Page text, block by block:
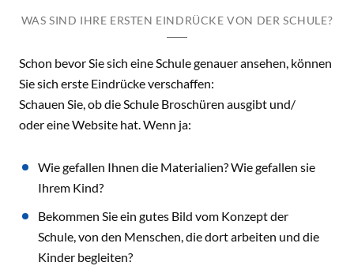
WAS SIND IHRE ERSTEN EINDRÜCKE VON DER SCHULE?
Schon bevor Sie sich eine Schule genauer ansehen, können
Sie sich erste Eindrücke verschaffen:
Schauen Sie, ob die Schule Broschüren ausgibt und/
oder eine Website hat. Wenn ja:
Wie gefallen Ihnen die Materialien? Wie gefallen sie
Ihrem Kind?
Bekommen Sie ein gutes Bild vom Konzept der
Schule, von den Menschen, die dort arbeiten und die
Kinder begleiten?